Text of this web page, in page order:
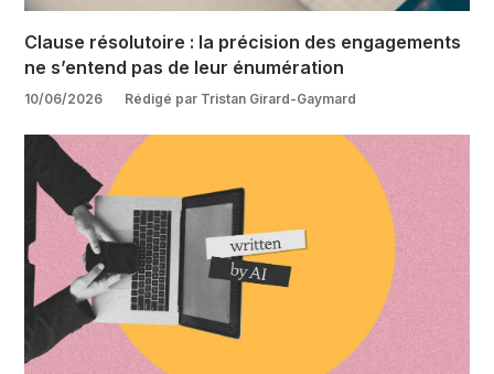
Clause résolutoire : la précision des engagements
ne s’entend pas de leur énumération
10/06/2026 Rédigé par Tristan Girard-Gaymard